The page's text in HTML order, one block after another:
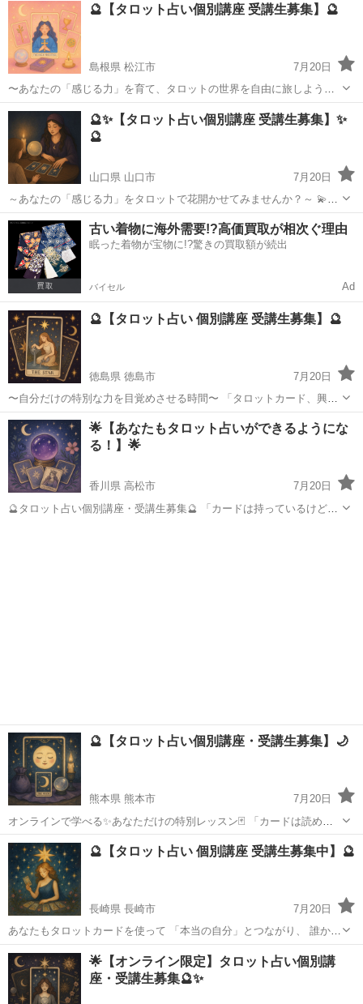
られるかな？」 そんな不安を感じている方にこそ届いてほしい講座で
す😊💫 この講座は...
🔮【タロット占い個別講座 受講生募集】🔮
島根県 松江市
7月20日
〜あなたの「感じる力」を育て、タロットの世界を自由に旅しよう〜
「タロットが読めたらいいな…」 「占いを学んでみたいけど、グルー
プ講座はちょっと不安…」 そんな方へ🌙 マンツーマンでじっくり、あ
なたのペースに寄り...
島根 松江市 タロット 講座
🔮✨【タロット占い個別講座 受講生募集】✨
🔮
山口県 山口市
7月20日
～あなたの「感じる力」をタロットで花開かせてみませんか？～ 💫タ
ロットに興味があるけど、どこから始めていいか分からない… 💫独学
で限界を感じている… 💫占えるようになって、誰かの力になりたい！
そんなあなたへ...
山口 山口市 タロット タロット占い
古い着物に海外需要!?高価買取が相次ぐ理由
眠った着物が宝物に!?驚きの買取額が続出
バイセル Ad
🔮【タロット占い 個別講座 受講生募集】🔮
徳島県 徳島市
7月20日
〜自分だけの特別な力を目覚めさせる時間〜 「タロットカード、興味
はあるけど難しそう…」 「自分のペースでじっくり学びたい」 「占い
を仕事にしたい！」 そんなあなたへ🌙 1対1でしっかり学べる✨タロッ
ト占い個...
徳島 徳島市 タロット タロット占い
🌟【あなたもタロット占いができるようにな
る！】🌟
香川県 高松市
7月20日
🔮タロット占い個別講座・受講生募集🔮 「カードは持っているけど、
🔮【タロット占い個別講座・受講生募集】🌙
熊本県 熊本市
7月20日
オンラインで学べる✨あなただけの特別レッスン🃏 「カードは読める
けど、自信がない…」 「もっと深くリーディングできるようになりた
い！」 「占いを仕事にしたいけど、どう始めればいい？」 そんなあな
たのための個別講座...
熊本 熊本市 タロット タロット占い
🔮【タロット占い 個別講座 受講生募集中】🔮
長崎県 長崎市
7月20日
あなたもタロットカードを使って 「本当の自分」とつながり、 誰かの
心にそっと光を灯せるようになりませんか？✨ 🌟初心者さん大歓迎🌟
カードの意味がわからなくても大丈夫。 一枚一枚をじっくり丁寧に、
あなたのペ...
長崎 長崎市 タロット タロット占い
🌟【オンライン限定】タロット占い個別講
座・受講生募集🔮✨